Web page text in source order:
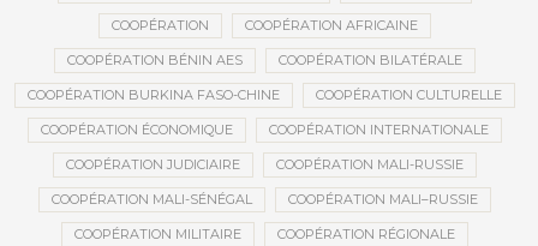
COOPÉRATION COOPÉRATION AFRICAINE
COOPÉRATION BÉNIN AES COOPÉRATION BILATÉRALE
COOPÉRATION BURKINA FASO-CHINE COOPÉRATION CULTURELLE
COOPÉRATION ÉCONOMIQUE COOPÉRATION INTERNATIONALE
COOPÉRATION JUDICIAIRE COOPÉRATION MALI-RUSSIE
COOPÉRATION MALI-SÉNÉGAL COOPÉRATION MALI–RUSSIE
COOPÉRATION MILITAIRE COOPÉRATION RÉGIONALE